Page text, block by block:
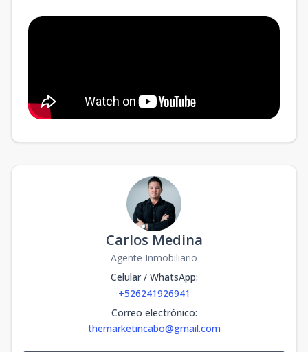
Carlos Medina
Agente Inmobiliario
Celular / WhatsApp:
+526241926941
Correo electrónico:
themarketincabo@gmail.com